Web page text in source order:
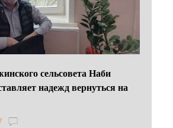
сельсовета Наби
надежд вернуться на